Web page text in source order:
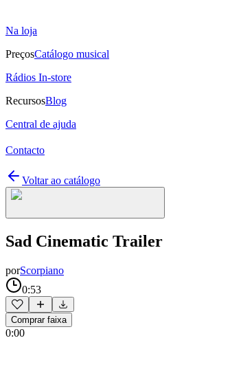
Na loja
PreçosCatálogo musical
Rádios In-store
RecursosBlog
Central de ajuda
Contacto
Voltar ao catálogo
Sad Cinematic Trailer
porScorpiano
0:53
Comprar faixa
0:00